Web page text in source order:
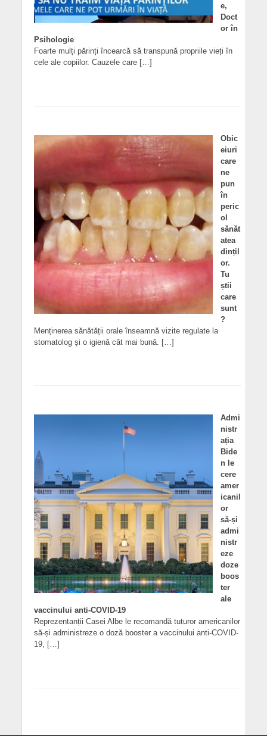
e,
Doct
or în
Psihologie
Foarte mulți părinți încearcă să transpună propriile vieți în
cele ale copiilor. Cauzele care […]
Obic
eiuri
care
ne
pun
în
peric
ol
sănăt
atea
dințil
or.
Tu
știi
care
sunt
?
Menținerea sănătății orale înseamnă vizite regulate la
stomatolog și o igienă cât mai bună. […]
Admi
nistr
ația
Bide
n le
cere
amer
icanil
or
să-și
admi
nistr
eze
doze
boos
ter
ale
vaccinului anti-COVID-19
Reprezentanții Casei Albe le recomandă tuturor americanilor
să-și administreze o doză booster a vaccinului anti-COVID-
19, […]